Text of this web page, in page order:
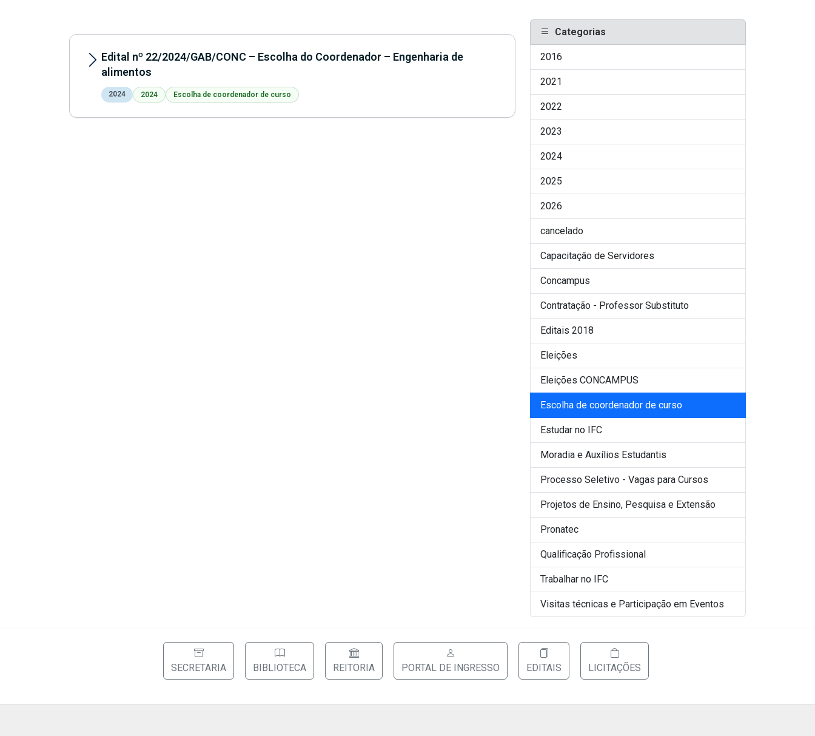
Edital nº 22/2024/GAB/CONC – Escolha do Coordenador – Engenharia de
alimentos
2024 2024 Escolha de coordenador de curso
Categorias
2016
2021
2022
2023
2024
2025
2026
cancelado
Capacitação de Servidores
Concampus
Contratação - Professor Substituto
Editais 2018
Eleições
Eleições CONCAMPUS
Escolha de coordenador de curso
Estudar no IFC
Moradia e Auxílios Estudantis
Processo Seletivo - Vagas para Cursos
Projetos de Ensino, Pesquisa e Extensão
Pronatec
Qualificação Profissional
Trabalhar no IFC
Visitas técnicas e Participação em Eventos
SECRETARIA BIBLIOTECA REITORIA PORTAL DE INGRESSO EDITAIS LICITAÇÕES